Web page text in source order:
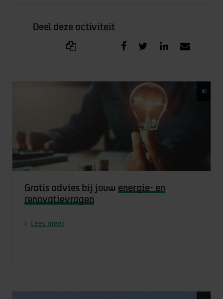
Deel deze activiteit
©
Gratis advies bij jouw energie- en
renovatievragen
Lees meer